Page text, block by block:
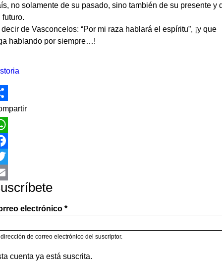
no solamente de su pasado, sino también de su presente y
futuro.
de Vasconcelos: “Por mi raza hablará el espíritu”, ¡y que
hablando por siempre…!
electrónico
de correo electrónico del suscriptor.
cuenta ya está suscrita.